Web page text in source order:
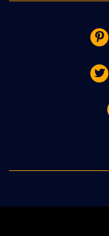

